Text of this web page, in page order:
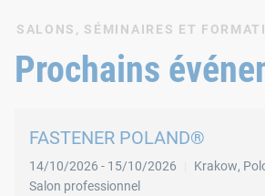
SALONS, SÉMINAIRES ET
Prochains
FASTENER POLAND®
14/10/2026 - 15/10/2026 Krakow,
Salon professionnel